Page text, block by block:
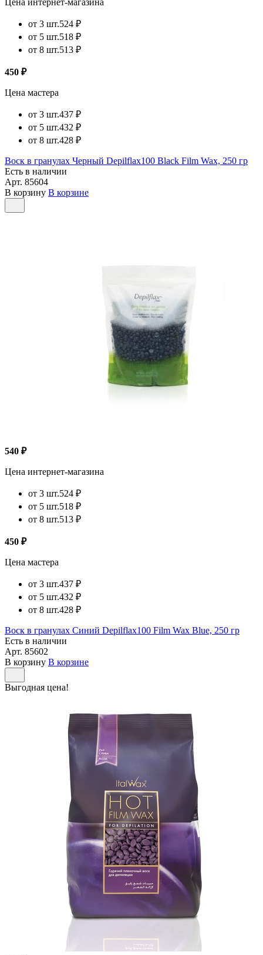
от 3 шт.524 ₽
от 5 шт.518 ₽
от 8 шт.513 ₽
450 ₽
Цена мастера
от 3 шт.437 ₽
от 5 шт.432 ₽
от 8 шт.428 ₽
Воск в гранулах Черный Depilflax100 Black Film Wax, 250 гр
Есть в наличии
Арт. 85604
В корзину В корзине
540 ₽
Цена интернет-магазина
от 3 шт.524 ₽
от 5 шт.518 ₽
от 8 шт.513 ₽
450 ₽
Цена мастера
от 3 шт.437 ₽
от 5 шт.432 ₽
от 8 шт.428 ₽
Воск в гранулах Синий Depilflax100 Film Wax Blue, 250 гр
Есть в наличии
Арт. 85602
В корзину В корзине
Выгодная цена!